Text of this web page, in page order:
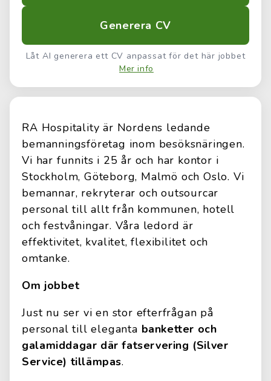
Generera CV
Låt AI generera ett CV anpassat för det här jobbet
Mer info
RA Hospitality är Nordens ledande
bemanningsföretag inom besöksnäringen.
Vi har funnits i 25 år och har kontor i
Stockholm, Göteborg, Malmö och Oslo. Vi
bemannar, rekryterar och outsourcar
personal till allt från kommunen, hotell
och festvåningar. Våra ledord är
effektivitet, kvalitet, flexibilitet och
omtanke.
Om jobbet
Just nu ser vi en stor efterfrågan på
personal till eleganta banketter och
galamiddagar där fatservering (Silver
Service) tillämpas.